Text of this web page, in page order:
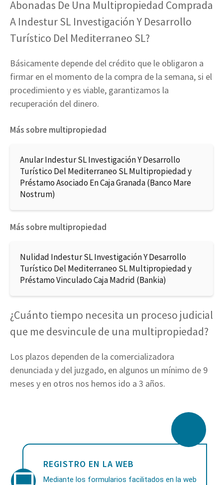
Abonadas De Una Multipropiedad Comprada
A Indestur SL Investigación Y Desarrollo
Turístico Del Mediterraneo SL?
Básicamente depende del crédito que le obligaron a
firmar en el momento de la compra de la semana, si el
procedimiento y es viable, garantizamos la
recuperación del dinero.
Más sobre multipropiedad
Anular Indestur SL Investigación Y Desarrollo
Turístico Del Mediterraneo SL Multipropiedad y
Préstamo Asociado En Caja Granada (Banco Mare
Nostrum)
Más sobre multipropiedad
Nulidad Indestur SL Investigación Y Desarrollo
Turístico Del Mediterraneo SL Multipropiedad y
Préstamo Vinculado Caja Madrid (Bankia)
¿Cuánto tiempo necesita un proceso judicial
que me desvincule de una multipropiedad?
Los plazos dependen de la comercializadora
denunciada y del juzgado, en algunos un mínimo de 9
meses y en otros nos hemos ido a 3 años.
REGISTRO EN LA WEB
Mediante los formularios facilitados en la web